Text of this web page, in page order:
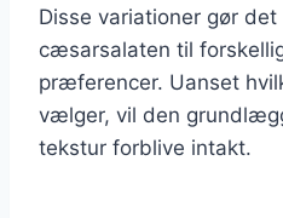
Disse variationer gør
cæsarsalaten til
præferencer. Uanset
vælger, vil den
tekstur forblive intakt.